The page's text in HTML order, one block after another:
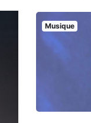
Musique